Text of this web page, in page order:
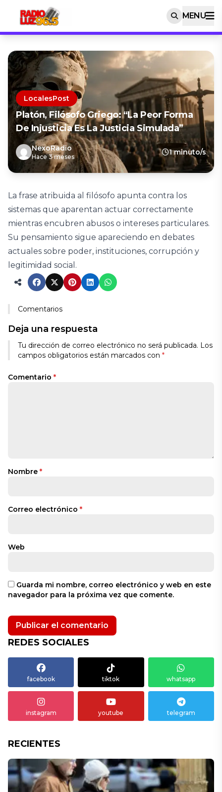
MENU
LocalesPost
Platón, Filósofo Griego: “La Peor Forma
De Injusticia Es La Justicia Simulada”
NexoRadio
Hace 3 meses
1 minuto/s
La frase atribuida al filósofo apunta contra los
sistemas que aparentan actuar correctamente
mientras encubren abusos o intereses particulares.
Su pensamiento sigue apareciendo en debates
actuales sobre poder, instituciones, corrupción y
legitimidad social.
Comentarios
Deja una respuesta
Tu dirección de correo electrónico no será publicada. Los
campos obligatorios están marcados con *
Comentario *
Nombre *
Correo electrónico *
Web
Guarda mi nombre, correo electrónico y web en este
navegador para la próxima vez que comente.
REDES SOCIALES
facebook tiktok whatsapp
instagram youtube telegram
RECIENTES